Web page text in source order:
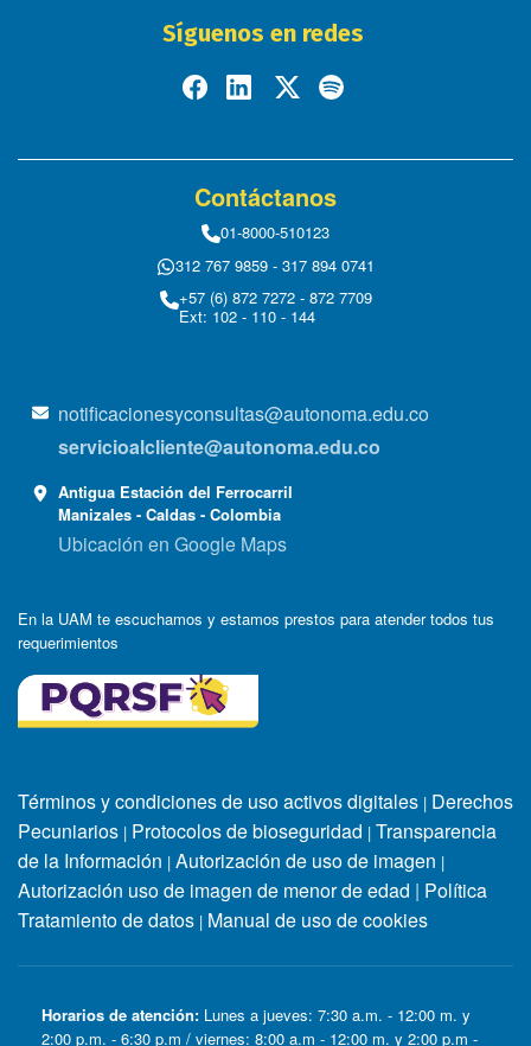
Síguenos en redes
Contáctanos
01-8000-510123
312 767 9859 - 317 894 0741
+57 (6) 872 7272 - 872 7709
Ext: 102 - 110 - 144
notificacionesyconsultas@autonoma.edu.co
servicioalcliente@autonoma.edu.co
Antigua Estación del Ferrocarril
Manizales - Caldas - Colombia
Ubicación en Google Maps
En la UAM te escuchamos y estamos prestos para atender todos tus
requerimientos
Términos y condiciones de uso activos digitales | Derechos
Pecuniarios | Protocolos de bioseguridad | Transparencia
de la Información | Autorización de uso de imagen |
Autorización uso de imagen de menor de edad | Política
Tratamiento de datos | Manual de uso de cookies
Horarios de atención: Lunes a jueves: 7:30 a.m. - 12:00 m. y
2:00 p.m. - 6:30 p.m / viernes: 8:00 a.m - 12:00 m. y 2:00 p.m -